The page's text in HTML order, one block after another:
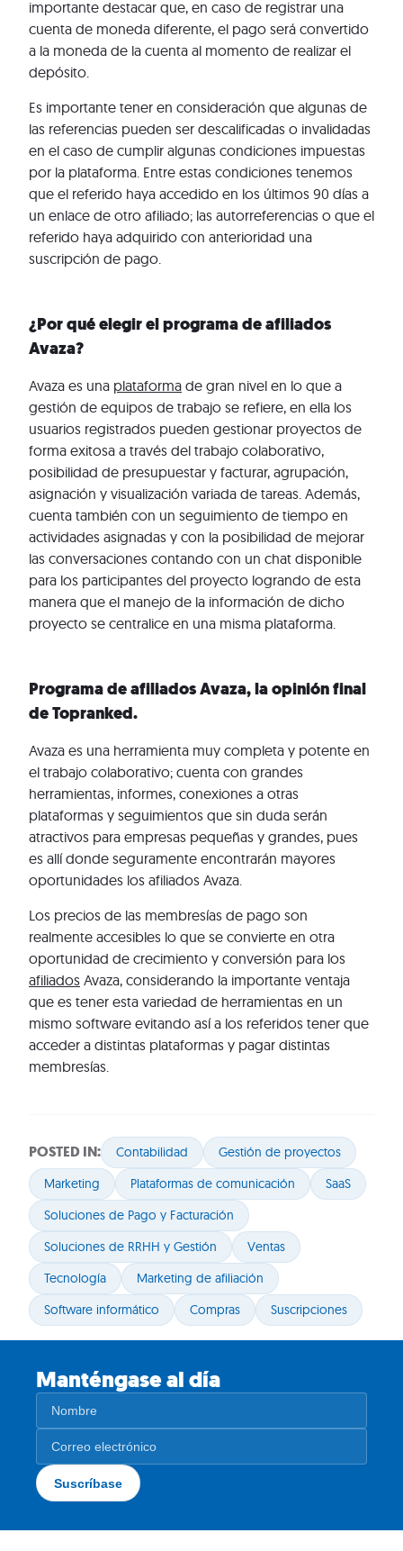
importante destacar que, en caso de registrar una
cuenta de moneda diferente, el pago será convertido
a la moneda de la cuenta al momento de realizar el
depósito.
Es importante tener en consideración que algunas de
las referencias pueden ser descalificadas o invalidadas
en el caso de cumplir algunas condiciones impuestas
por la plataforma. Entre estas condiciones tenemos
que el referido haya accedido en los últimos 90 días a
un enlace de otro afiliado; las autorreferencias o que el
referido haya adquirido con anterioridad una
suscripción de pago.
¿Por qué elegir el programa de afiliados
Avaza?
Avaza es una plataforma de gran nivel en lo que a
gestión de equipos de trabajo se refiere, en ella los
usuarios registrados pueden gestionar proyectos de
forma exitosa a través del trabajo colaborativo,
posibilidad de presupuestar y facturar, agrupación,
asignación y visualización variada de tareas. Además,
cuenta también con un seguimiento de tiempo en
actividades asignadas y con la posibilidad de mejorar
las conversaciones contando con un chat disponible
para los participantes del proyecto logrando de esta
manera que el manejo de la información de dicho
proyecto se centralice en una misma plataforma.
Programa de afiliados Avaza, la opinión final
de Topranked.
Avaza es una herramienta muy completa y potente en
el trabajo colaborativo; cuenta con grandes
herramientas, informes, conexiones a otras
plataformas y seguimientos que sin duda serán
atractivos para empresas pequeñas y grandes, pues
es allí donde seguramente encontrarán mayores
oportunidades los afiliados Avaza.
Los precios de las membresías de pago son
realmente accesibles lo que se convierte en otra
oportunidad de crecimiento y conversión para los
afiliados Avaza, considerando la importante ventaja
que es tener esta variedad de herramientas en un
mismo software evitando así a los referidos tener que
acceder a distintas plataformas y pagar distintas
membresías.
POSTED IN: Contabilidad
Gestión de proyectos
Marketing
Plataformas de comunicación
SaaS
Soluciones de Pago y Facturación
Soluciones de RRHH y Gestión
Ventas
Tecnología
Marketing de afiliación
Software informático
Compras Suscripciones
Manténgase al día